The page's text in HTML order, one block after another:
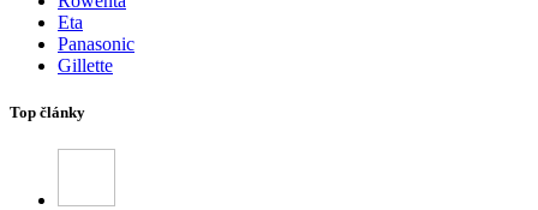
Eta
Panasonic
Gillette
Top články